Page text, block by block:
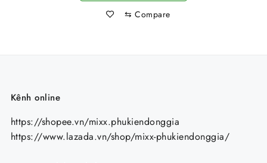
⇆ Compare
Kênh online
https://shopee.vn/mixx.phukiendonggia
https://www.lazada.vn/shop/mixx-phukiendonggia/